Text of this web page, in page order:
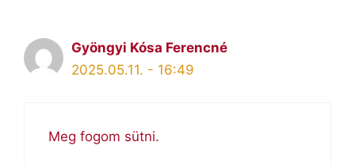
Gyöngyi Kósa Ferencné
2025.05.11. - 16:49
Meg fogom sütni.